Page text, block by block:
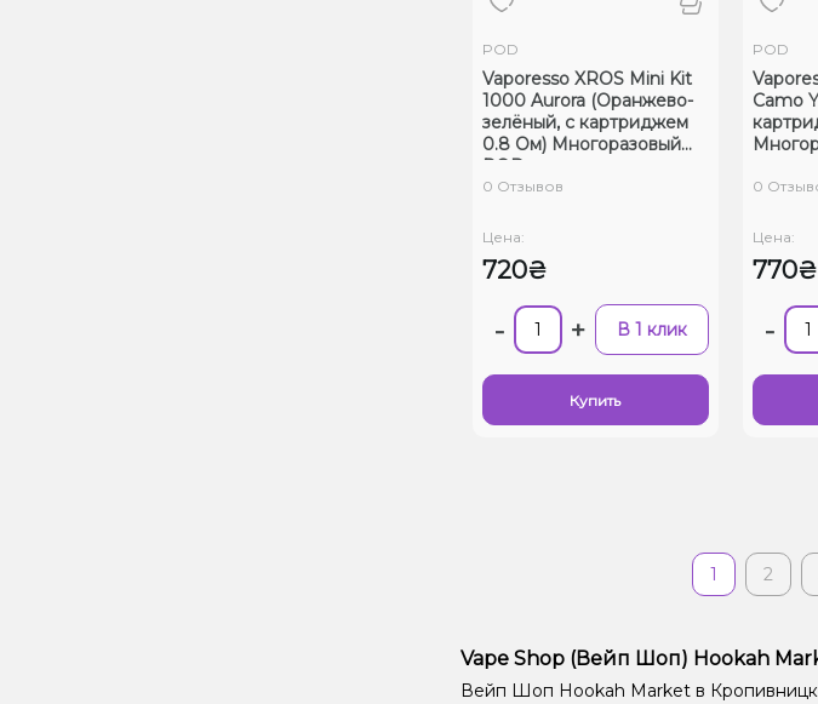
POD
Vaporesso XROS Mini Kit
1000 Aurora (Оранжево-
зелёный, с картриджем
0.8 Ом) Многоразовый
POD
0 Отзывов
Цена:
720₴
- + В 1 клик
Купить
POD
Camo
0
Цена:
770₴
-
1 2
Vape Shop (Вейп Шоп) Hookah
Вейп Шоп Hookah Market в